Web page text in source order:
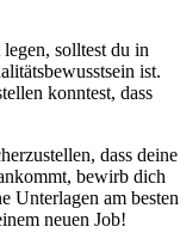
solltest du in
ist.
konntest, dass
dass deine
bewirb dich
Unterlagen am besten
neuen Job!